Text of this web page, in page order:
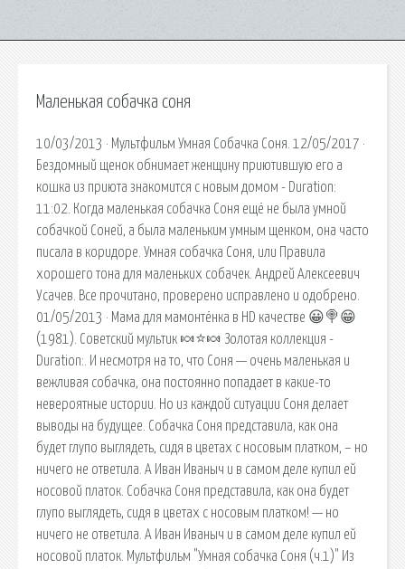
Маленькая собачка соня
10/03/2013 · Мультфильм Умная Собачка Соня. 12/05/2017 ·
Бездомный щенок обнимает женщину приютившую его а
кошка из приюта знакомится с новым домом - Duration:
11:02. Когда маленькая собачка Соня ещё не была умной
собачкой Соней, а была маленьким умным щенком, она часто
писала в коридоре. Умная собачка Соня, или Правила
хорошего тона для маленьких собачек. Андрей Алексеевич
Усачев. Все прочитано, проверено исправлено и одобрено.
01/05/2013 · Мама для мамонтёнка в HD качестве 😀🍭😁
(1981). Советский мультик 🍬⭐🍬 Золотая коллекция -
Duration:. И несмотря на то, что Соня — очень маленькая и
вежливая собачка, она постоянно попадает в какие-то
невероятные истории. Но из каждой ситуации Соня делает
выводы на будущее. Собачка Соня представила, как она
будет глупо выглядеть, сидя в цветах с носовым платком, – но
ничего не ответила. А Иван Иваныч и в самом деле купил ей
носовой платок. Собачка Соня представила, как она будет
глупо выглядеть, сидя в цветах с носовым платком! — но
ничего не ответила. А Иван Иваныч и в самом деле купил ей
носовой платок. Мультфильм "Умная собачка Соня (ч.1)" Из